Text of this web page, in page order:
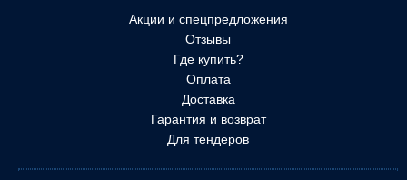
Акции и спецпредложения
Отзывы
Где купить?
Оплата
Доставка
Гарантия и возврат
Для тендеров